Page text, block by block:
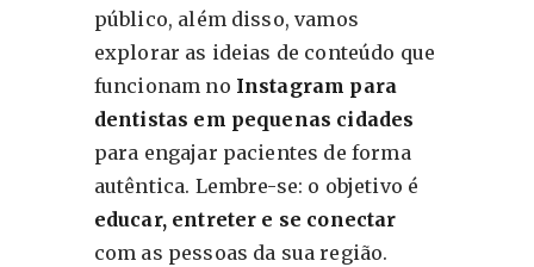
público, além disso, vamos
explorar as ideias de conteúdo que
funcionam no Instagram para
dentistas em pequenas cidades
para engajar pacientes de forma
autêntica. Lembre-se: o objetivo é
educar, entreter e se conectar
com as pessoas da sua região.